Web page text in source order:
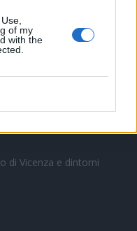
of my
with the
di Vicenza e dintorni